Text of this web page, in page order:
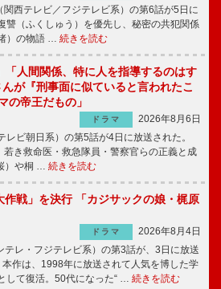
西テレビ／フジテレビ系）の第6話が5日に
（ふくしゅう）を優先し、秘密の共犯関係
）の物語 … 続きを読む
「人間関係、特に人を指導するのはす
が『刑事面に似ていると言われたこ
の帝王だもの」
ドラマ
2026年8月6日
ビ朝日系）の第5話が4日に放送された。
き救命医・救急隊員・警察官らの正義と成
）や桐 … 続きを読む
作戦」を決行 「カジサックの娘・梶原
ドラマ
2026年8月4日
レ・フジテレビ系）の第3話が、3日に放送
作は、1998年に放送されて人気を博した学
して復活。50代になった“ … 続きを読む